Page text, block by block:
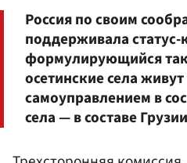
Россия по своим
поддерживала статус-
формулирующийся
осетинские села
самоуправлением в
села — в составе